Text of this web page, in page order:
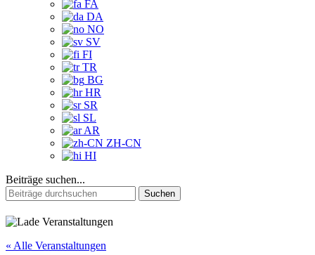
FA
DA
NO
SV
FI
TR
BG
HR
SR
SL
AR
ZH-CN
HI
Beiträge suchen...
Suchen
nach:
« Alle Veranstaltungen